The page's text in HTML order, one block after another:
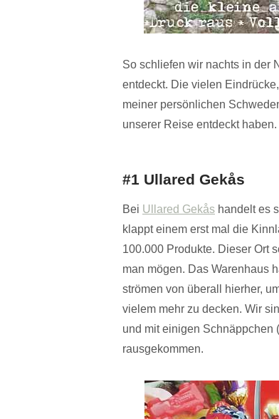
So schliefen wir nachts in der
entdeckt. Die vielen
meiner persönlichen
unserer Reise entdeckt haben.
#1 Ullared Gekås
Bei Ullared Gekås handelt es
klappt einem erst mal die
100.000 Produkte. Dieser Ort
man mögen. Das Warenhaus
strömen von überall hierher,
vielem mehr zu decken. Wir
und mit einigen Schnäppchen
rausgekommen.